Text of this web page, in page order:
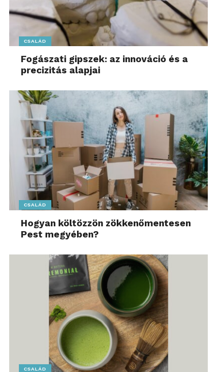
CSALÁD
Fogászati gipszek: az innováció és a
precizitás alapjai
CSALÁD
Hogyan költözzön zökkenőmentesen
Pest megyében?
CSALÁD